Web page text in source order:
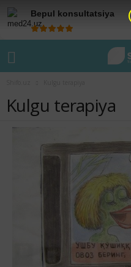
Bepul konsultatsiya
Kulgu terapiya